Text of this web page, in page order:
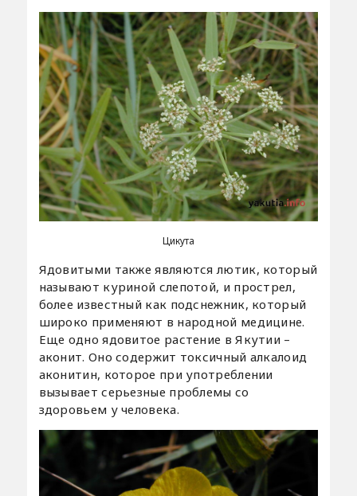
Цикута
Ядовитыми также являются лютик, который
называют куриной слепотой, и прострел,
более известный как подснежник, который
широко применяют в народной медицине.
Еще одно ядовитое растение в Якутии –
аконит. Оно содержит токсичный алкалоид
аконитин, которое при употреблении
вызывает серьезные проблемы со
здоровьем у человека.